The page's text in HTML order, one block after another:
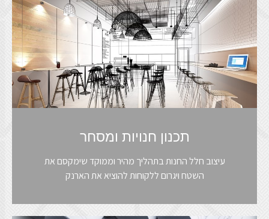
תכנון חנויות ומסחר
עיצוב חלל החנות בתהליך מהיר וממוקד שימקסם את
השטח ויגרום ללקוחות להוציא את הארנק